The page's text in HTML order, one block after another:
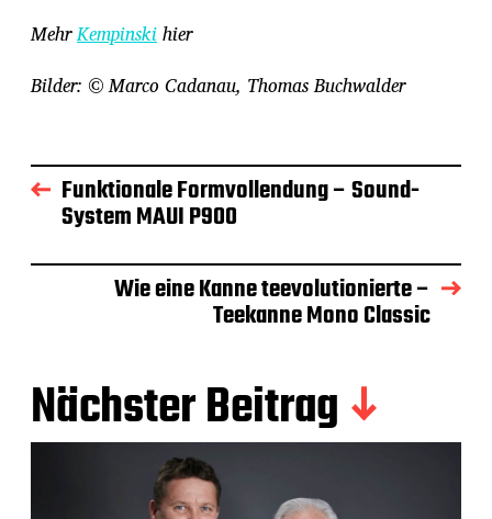
MehrKempinskihier
Bilder: © Marco Cadanau, Thomas Buchwalder
Funktionale Formvollendung – Sound-
System MAUI P900
Wie eine Kanne teevolutionierte –
Teekanne Mono Classic
Nächster Beitrag